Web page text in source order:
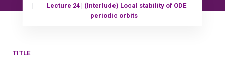
Lecture 24 | (Interlude) Local stability of ODE
periodic orbits
TITLE